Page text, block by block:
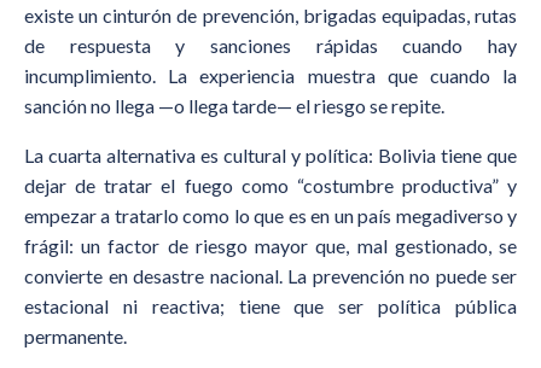
existe un cinturón de prevención, brigadas equipadas, rutas
de respuesta y sanciones rápidas cuando hay
incumplimiento. La experiencia muestra que cuando la
sanción no llega —o llega tarde— el riesgo se repite.
La cuarta alternativa es cultural y política: Bolivia tiene que
dejar de tratar el fuego como “costumbre productiva” y
empezar a tratarlo como lo que es en un país megadiverso y
frágil: un factor de riesgo mayor que, mal gestionado, se
convierte en desastre nacional. La prevención no puede ser
estacional ni reactiva; tiene que ser política pública
permanente.